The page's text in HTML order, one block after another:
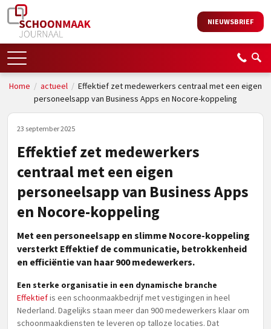
NIEUWSBRIEF
Home / actueel / Effektief zet medewerkers centraal met een eigen
personeelsapp van Business Apps en Nocore-koppeling
23 september 2025
Effektief zet medewerkers
centraal met een eigen
personeelsapp van Business Apps
en Nocore-koppeling
Met een personeelsapp en slimme Nocore-koppeling
versterkt Effektief de communicatie, betrokkenheid
en efficiëntie van haar 900 medewerkers.
Een sterke organisatie in een dynamische branche
Effektiefis een schoonmaakbedrijf met vestigingen in heel
Nederland. Dagelijks staan meer dan 900 medewerkers klaar om
schoonmaakdiensten te leveren op talloze locaties. Dat